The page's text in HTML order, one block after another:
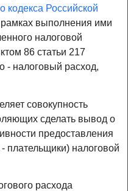
кодекса Российской
рамках выполнения ими
налоговой
86 статьи 217
- налоговый расход,
совокупность
сделать вывод о
предоставления
плательщики) налоговой
расхода